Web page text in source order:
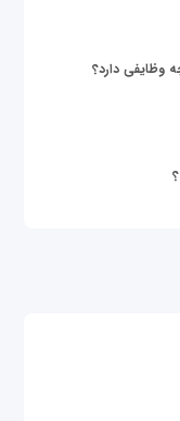
وظایفی دارد؟